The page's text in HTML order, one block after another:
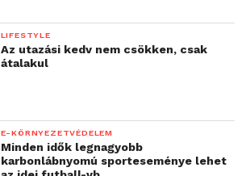
LIFESTYLE
Az utazási kedv nem csökken, csak
átalakul
E-KÖRNYEZETVÉDELEM
Minden idők legnagyobb
karbonlábnyomú sporteseménye lehet